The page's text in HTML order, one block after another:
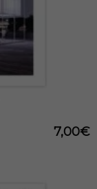
7,00€